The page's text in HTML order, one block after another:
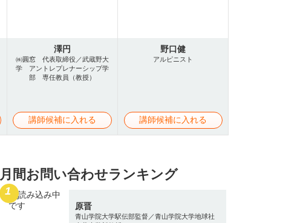
澤円
㈱圓窓 代表取締役／武蔵野大
学 アントレプレナーシップ学
部 専任教員（教授）
講師候補に入れる
野口健
アルピニスト
講師候補に入れる
月間お問い合わせランキング
原晋
青山学院大学駅伝部監督／青山学院大学地球社